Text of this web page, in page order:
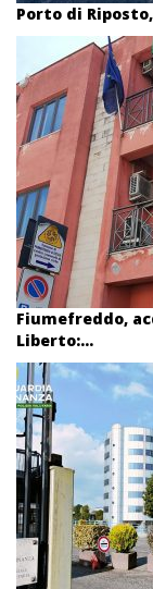
Porto di
Fiumefreddo,
Liberto:...